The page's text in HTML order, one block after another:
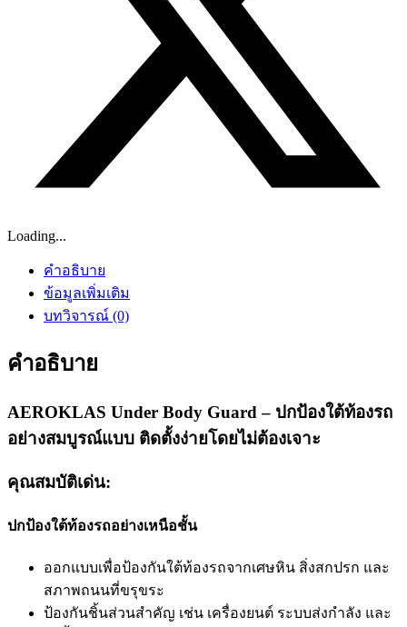
Loading...
คำอธิบาย
ข้อมูลเพิ่มเติม
บทวิจารณ์ (0)
คำอธิบาย
AEROKLAS Under Body Guard – ปกป้องใต้ท้องรถ
อย่างสมบูรณ์แบบ ติดตั้งง่ายโดยไม่ต้องเจาะ
คุณสมบัติเด่น:
ปกป้องใต้ท้องรถอย่างเหนือชั้น
ออกแบบเพื่อป้องกันใต้ท้องรถจากเศษหิน สิ่งสกปรก และ
สภาพถนนที่ขรุขระ
ป้องกันชิ้นส่วนสำคัญ เช่น เครื่องยนต์ ระบบส่งกำลัง และ